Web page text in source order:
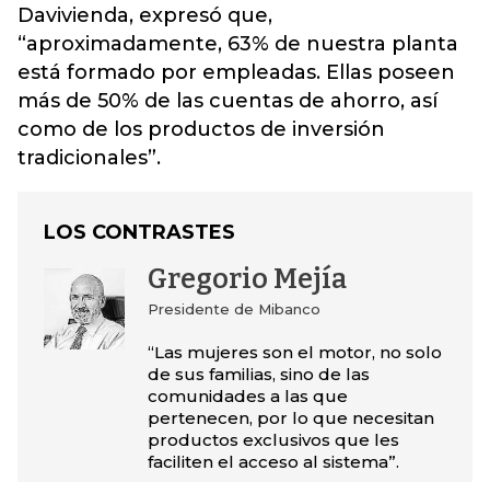
Davivienda, expresó que,
“aproximadamente, 63% de nuestra planta
está formado por empleadas. Ellas poseen
más de 50% de las cuentas de ahorro, así
como de los productos de inversión
tradicionales”.
LOS CONTRASTES
Gregorio Mejía
Presidente de Mibanco
“Las mujeres son el motor, no solo
de sus familias, sino de las
comunidades a las que
pertenecen, por lo que necesitan
productos exclusivos que les
faciliten el acceso al sistema”.